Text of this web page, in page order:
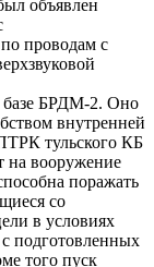
объявлен
проводам с
базе БРДМ-2. Оно
внутренней
тульского КБ
на вооружение
поражать
со
в условиях
подготовленных
того пуск